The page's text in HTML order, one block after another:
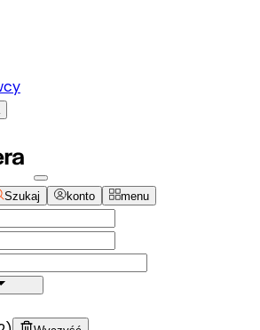
Szukaj konto menu